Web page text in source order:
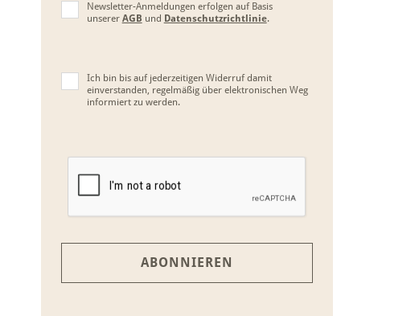
Newsletter-Anmeldungen erfolgen auf Basis
unserer AGB und Datenschutzrichtlinie.
Ich bin bis auf jederzeitigen Widerruf damit
einverstanden, regelmäßig über elektronischen Weg
informiert zu werden.
ABONNIEREN